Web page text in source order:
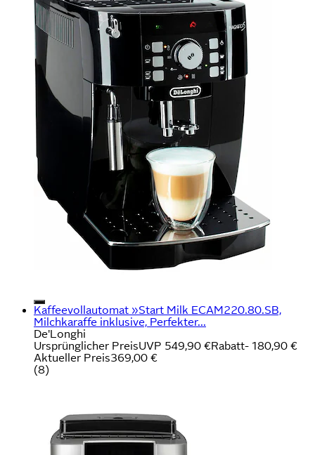
Kaffeevollautomat »Start Milk ECAM220.80.SB,
Milchkaraffe inklusive, Perfekter...
De'Longhi
Ursprünglicher PreisUVP 549,90 €Rabatt- 180,90 €
Aktueller Preis369,00 €
(8)